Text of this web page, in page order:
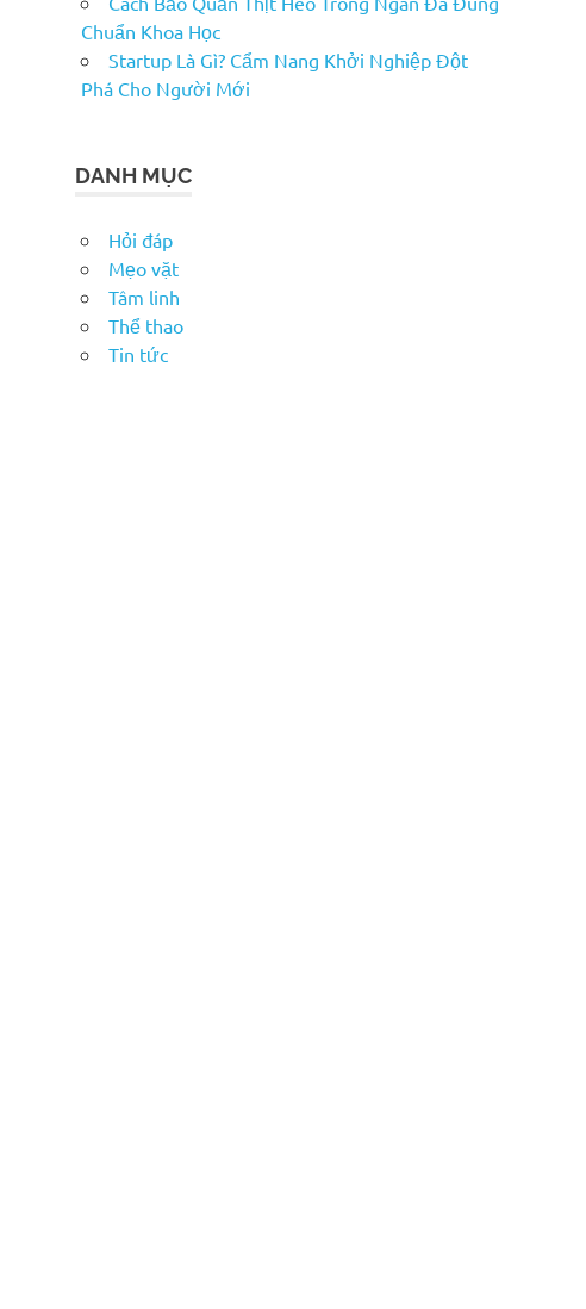
Chuẩn Khoa Học
Startup Là Gì? Cẩm Nang Khởi Nghiệp Đột
Phá Cho Người Mới
DANH MỤC
Hỏi đáp
Mẹo vặt
Tâm linh
Thể thao
Tin tức